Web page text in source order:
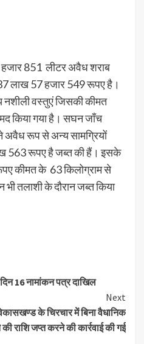
हजार 851 लीटर अवैध शराब
लाख 57 हजार 549 रूपए है।
नशीली वस्तुएं जिसकी कीमत
किया गया है। सघन जाँच
अवैध रूप से अन्य सामग्रियों
563 रूपए है जब्त की हैं। इसके
कीमत के 63 किलोग्राम से
तलाशी के दौरान जब्त किया
16 नामांकन पत्र दाखिल
Next
के चिरचार में बिना वैधानिक
राशि जप्त करने की कार्रवाई की गई